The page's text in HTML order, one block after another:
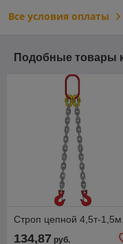
Все условия оплаты
Подобные товары
Строп цепной 4,5т-1,5м
134,87 руб.